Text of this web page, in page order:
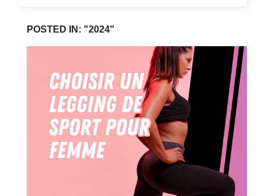
POSTED IN: "2024"